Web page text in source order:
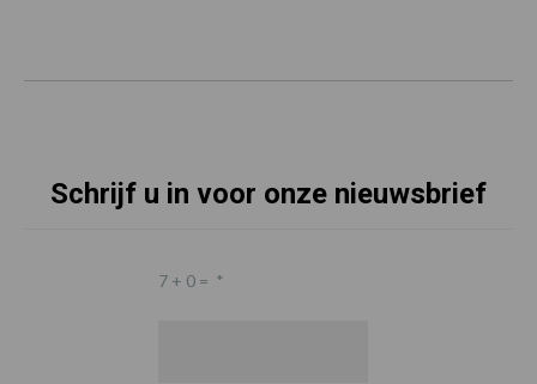
Schrijf u in voor onze nieuwsbrief
7 + 0 = *